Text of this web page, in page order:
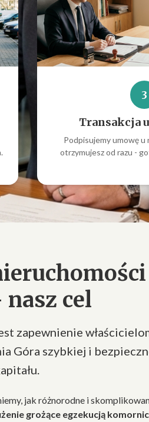
3
Transakcja
Podpisujemy umowę u
otrzymujesz od razu -
nasz cel
zapewnienie
Góra szybkiej i
jak różnorodne i
grożące egzekucją